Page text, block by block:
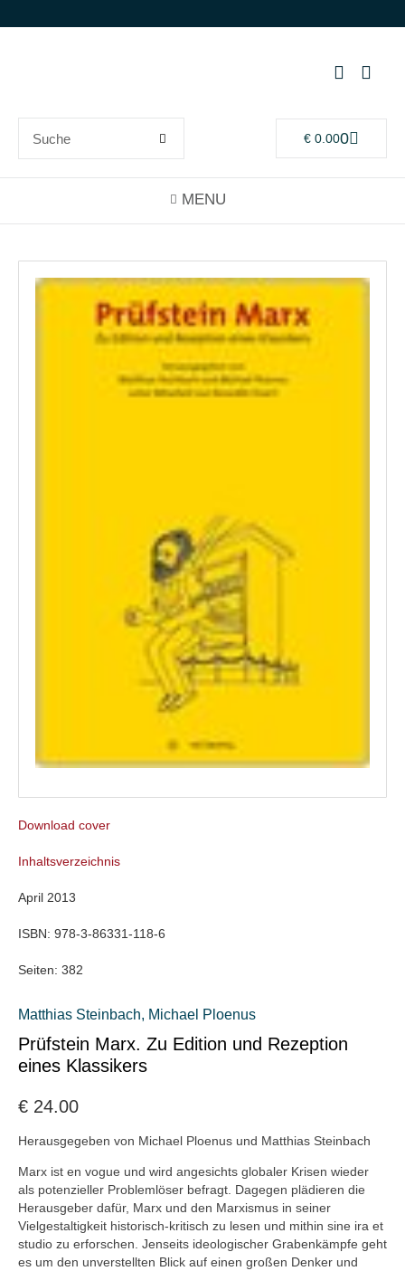
€0.000
Download cover
Inhaltsverzeichnis
April 2013
ISBN: 978-3-86331-118-6
Seiten: 382
Matthias Steinbach, Michael Ploenus
Prüfstein Marx. Zu Edition und Rezeption
eines Klassikers
€ 24.00
Herausgegeben von Michael Ploenus und Matthias Steinbach
Marx ist en vogue und wird angesichts globaler Krisen wieder
als potenzieller Problemlöser befragt. Dagegen plädieren die
Herausgeber dafür, Marx und den Marxismus in seiner
Vielgestaltigkeit historisch-kritisch zu lesen und mithin sine ira et
studio zu erforschen. Jenseits ideologischer Grabenkämpfe geht
es um den unverstellten Blick auf einen großen Denker und